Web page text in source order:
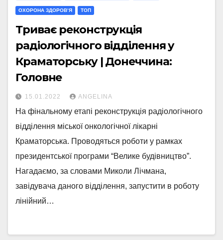
ОХОРОНА ЗДОРОВ’Я ТОП
Триває реконструкція
радіологічного відділення у
Краматорську | Донеччина:
Головне
15.01.2022 ANGELINA
На фінальному етапі реконструкція радіологічного
відділення міської онкологічної лікарні
Краматорська. Проводяться роботи у рамках
президентської програми “Велике будівництво”.
Нагадаємо, за словами Миколи Лічмана,
завідувача даного відділення, запустити в роботу
лінійний…